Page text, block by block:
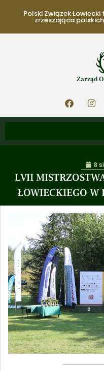
Polski Związek
zrzeszająca
Zarząd
LVII
ŁOWIECKIEGO W
8